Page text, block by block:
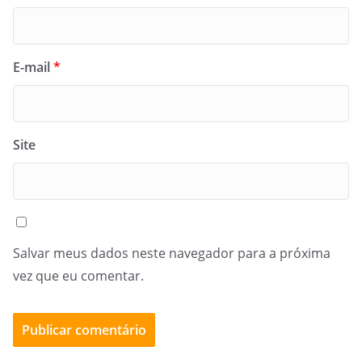
E-mail*
Site
Salvar meus dados neste navegador para a próxima
vez que eu comentar.